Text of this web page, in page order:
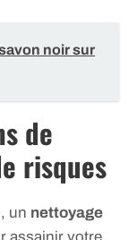
noir sur
de
risques
un nettoyage
assainir votre